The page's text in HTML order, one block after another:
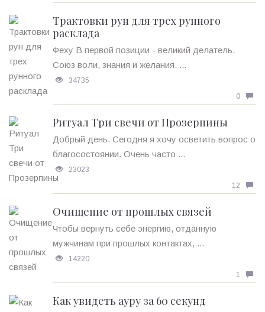
Трактовки рун для трех рунного
расклада
Феху В первой позиции - великий делатель.
Союз воли, знания и желания. ...
34735
0
Ритуал Три свечи от Прозерпины
Добрый день. Сегодня я хочу осветить вопрос о
благосостоянии. Очень часто ...
23023
12
Очищение от прошлых связей
Чтобы вернуть себе энергию, отданную
мужчинам при прошлых контактах, ...
14220
1
Как увидеть ауру за 60 секунд